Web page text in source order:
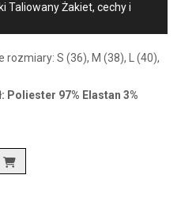
Taliowany Żakiet, cechy i
rozmiary: S (36), M (38), L (40),
Poliester 97% Elastan 3%